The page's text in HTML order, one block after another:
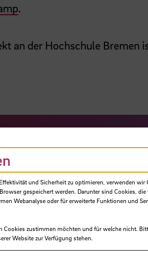
.
an der Hochschule Bremen
und Sicherheit zu optimieren, verwenden wir
gespeichert werden. Darunter sind Cookies,
Webanalyse oder für erweiterte Funktionen und
Cookies zustimmen möchten und für welche nicht.
Website zur Verfügung stehen.